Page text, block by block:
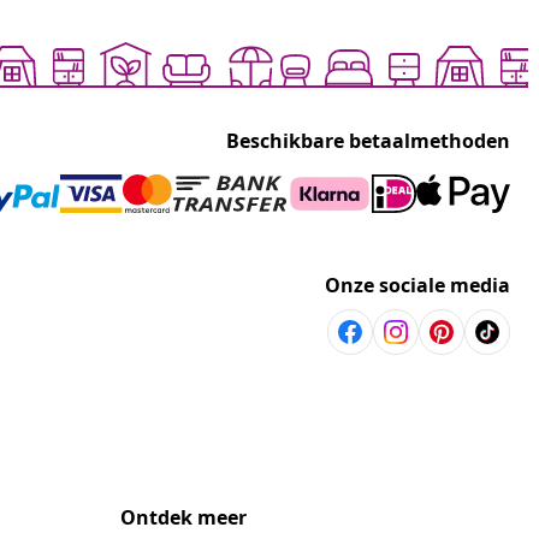
Beschikbare betaalmethoden
Onze sociale media
Ontdek meer